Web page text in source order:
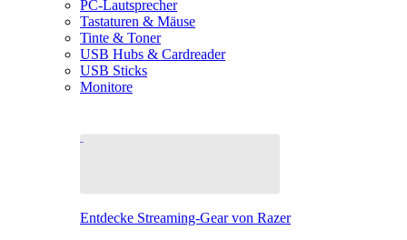
PC-Lautsprecher
Tastaturen & Mäuse
Tinte & Toner
USB Hubs & Cardreader
USB Sticks
Monitore
Entdecke Streaming-Gear von Razer